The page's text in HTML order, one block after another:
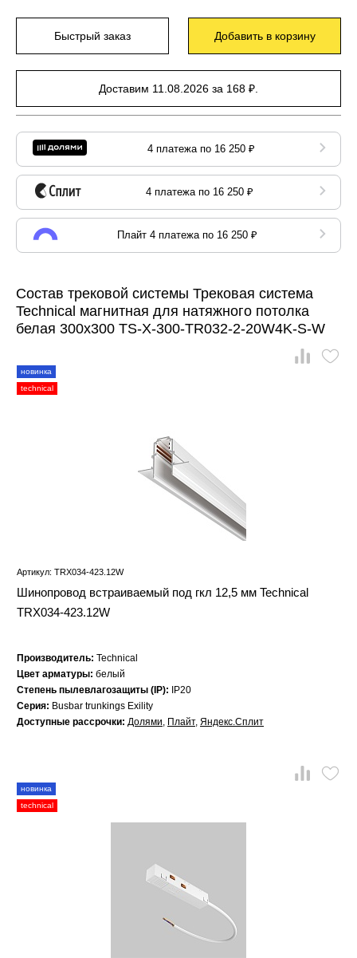
Быстрый заказ Добавить в корзину
Доставим 11.08.2026 за 168 ₽.
4 платежа по 16 250 ₽
4 платежа по 16 250 ₽
Плайт 4 платежа по 16 250 ₽
Состав трековой системы Трековая система
Technical магнитная для натяжного потолка
белая 300x300 TS-X-300-TR032-2-20W4K-S-W
новинка
technical
Артикул: TRX034-423.12W
Шинопровод встраиваемый под гкл 12,5 мм Technical
TRX034-423.12W
Производитель: Technical
Цвет арматуры: белый
Степень пылевлагозащиты (IP):
IP20
Серия: Busbar trunkings Exility
Доступные рассрочки: Долями, Плайт, Яндекс.Сплит
новинка
technical